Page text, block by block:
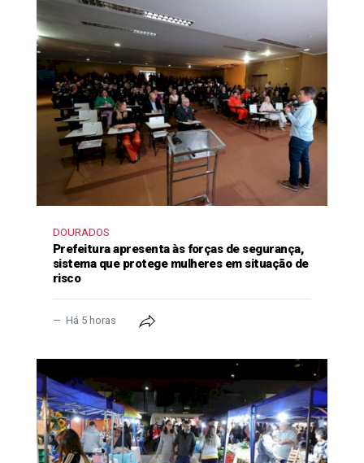
DOURADOS
Prefeitura apresenta às forças de segurança,
sistema que protege mulheres em situação de
risco
Há 5 horas